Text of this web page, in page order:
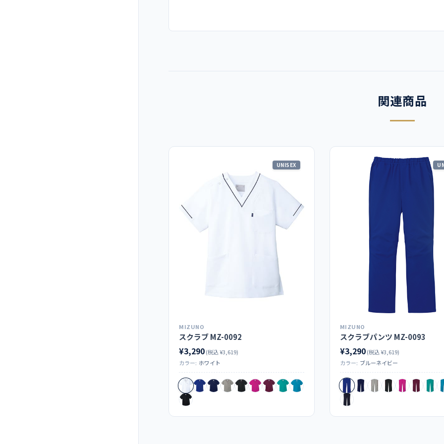
関連商品
UNISEX
MIZUNO
スクラブ MZ-0092
¥3,290(税込 ¥3,619)
カラー: ホワイト
MIZUNO
スクラブパンツ MZ-0093
¥3,290 (税込 ¥3,619)
カラー: ブルーネイビー